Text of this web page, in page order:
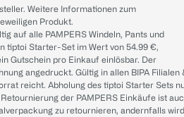
Weitere Informationen zum
Produkt.
auf alle PAMPERS Windeln, Pants und
tiptoi Starter-Set im Wert von 54.99 €,
Gutschein pro Einkauf einlösbar. Der
angedruckt. Gültig in allen BIPA Filialen
reicht. Abholung des tiptoi Starter Sets
der PAMPERS Einkäufe ist
zu retournieren, andernfalls wird